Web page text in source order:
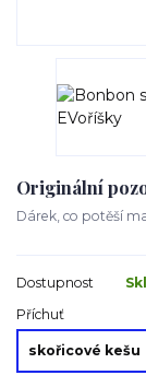
Originální
Dárek, co potěší
Dostupnost
Příchuť